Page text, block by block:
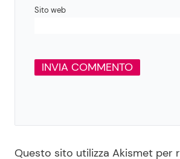
Sito web
Questo sito utilizza Akismet per